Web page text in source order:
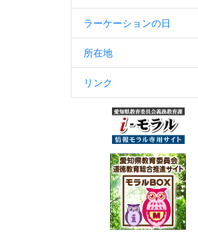
ラーケーションの日
所在地
リンク